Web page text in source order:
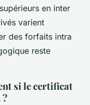
en inter
varient
des forfaits intra
reste
si le certificat